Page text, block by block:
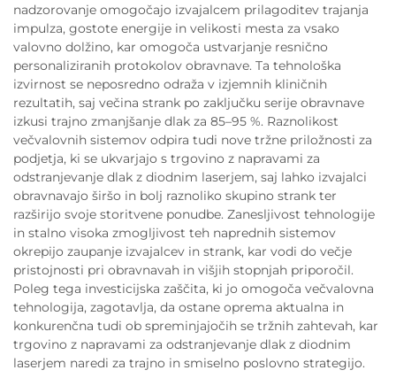
nadzorovanje omogočajo izvajalcem prilagoditev trajanja
impulza, gostote energije in velikosti mesta za vsako
valovno dolžino, kar omogoča ustvarjanje resnično
personaliziranih protokolov obravnave. Ta tehnološka
izvirnost se neposredno odraža v izjemnih kliničnih
rezultatih, saj večina strank po zaključku serije obravnave
izkusi trajno zmanjšanje dlak za 85–95 %. Raznolikost
večvalovnih sistemov odpira tudi nove tržne priložnosti za
podjetja, ki se ukvarjajo s trgovino z napravami za
odstranjevanje dlak z diodnim laserjem, saj lahko izvajalci
obravnavajo širšo in bolj raznoliko skupino strank ter
razširijo svoje storitvene ponudbe. Zanesljivost tehnologije
in stalno visoka zmogljivost teh naprednih sistemov
okrepijo zaupanje izvajalcev in strank, kar vodi do večje
pristojnosti pri obravnavah in višjih stopnjah priporočil.
Poleg tega investicijska zaščita, ki jo omogoča večvalovna
tehnologija, zagotavlja, da ostane oprema aktualna in
konkurenčna tudi ob spreminjajočih se tržnih zahtevah, kar
trgovino z napravami za odstranjevanje dlak z diodnim
laserjem naredi za trajno in smiselno poslovno strategijo.